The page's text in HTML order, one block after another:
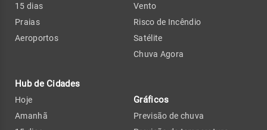
15 dias
Praias
Aeroportos
Hub de Cidades
Hoje
Amanhã
Vento
Risco de Incêndio
Satélite
Chuva Agora
Gráficos
Previsão de chuva